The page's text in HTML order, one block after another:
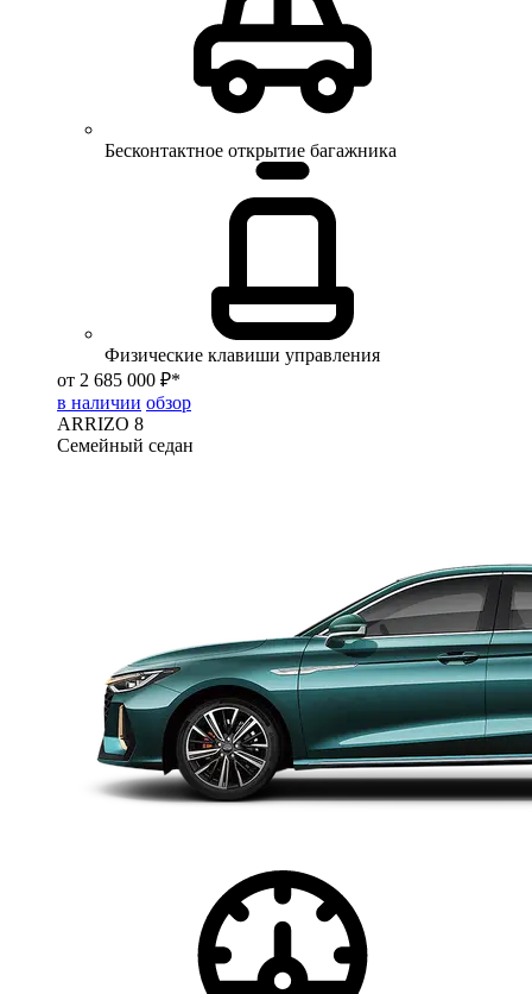
Бесконтактное открытие багажника
Физические клавиши управления
от 2 685 000 ₽*
в наличии обзор
ARRIZO 8
Семейный седан